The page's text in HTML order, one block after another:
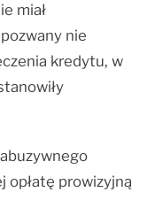
miał
nie
kredytu, w
opłatę prowizyjną